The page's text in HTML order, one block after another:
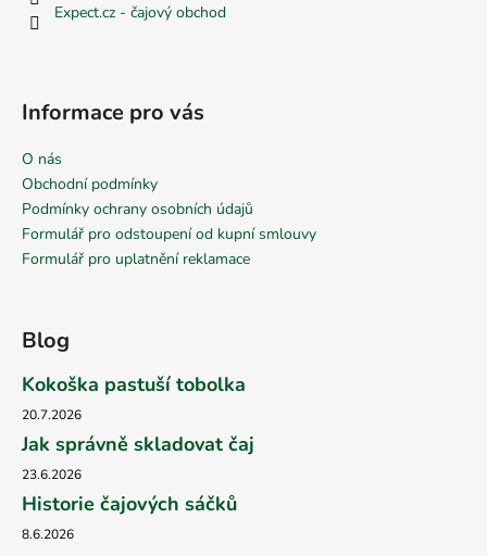
Expect.cz - čajový obchod
Informace pro vás
O nás
Obchodní podmínky
Podmínky ochrany osobních údajů
Formulář pro odstoupení od kupní smlouvy
Formulář pro uplatnění reklamace
Blog
Kokoška pastuší tobolka
20.7.2026
Jak správně skladovat čaj
23.6.2026
Historie čajových sáčků
8.6.2026